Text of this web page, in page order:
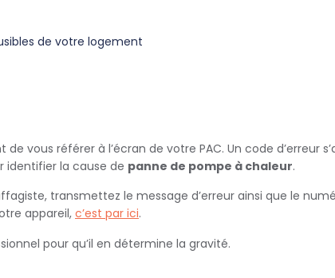
de votre logement
vous référer à l’écran de votre PAC. Un code d’erreur
identifier la cause de panne de pompe à chaleur.
transmettez le message d’erreur ainsi que le
appareil, c’est par ici.
pour qu’il en détermine la gravité.